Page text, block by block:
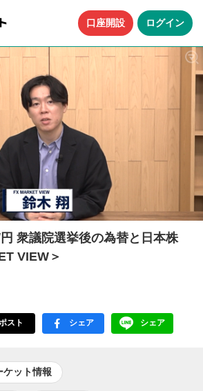
口座開設 ログイン
円 衆議院選挙後の為替と日本株
VIEW＞
スト facebook
シェア LINE
シェア
ケット情報